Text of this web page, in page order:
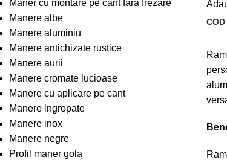
Maner cu montare pe cant fara frezare
Manere albe
Manere aluminiu
Manere antichizate rustice
Manere aurii
Manere cromate lucioase
Manere cu aplicare pe cant
Manere ingropate
Manere inox
Manere negre
Profil maner gola
COD